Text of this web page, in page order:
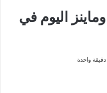
اليوم في
دقيقة واحدة